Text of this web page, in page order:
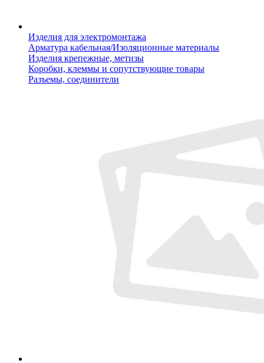
Изделия для электромонтажа
Арматура кабельная/Изоляционные материалы
Изделия крепежные, метизы
Коробки, клеммы и сопутствующие товары
Разъемы, соединители